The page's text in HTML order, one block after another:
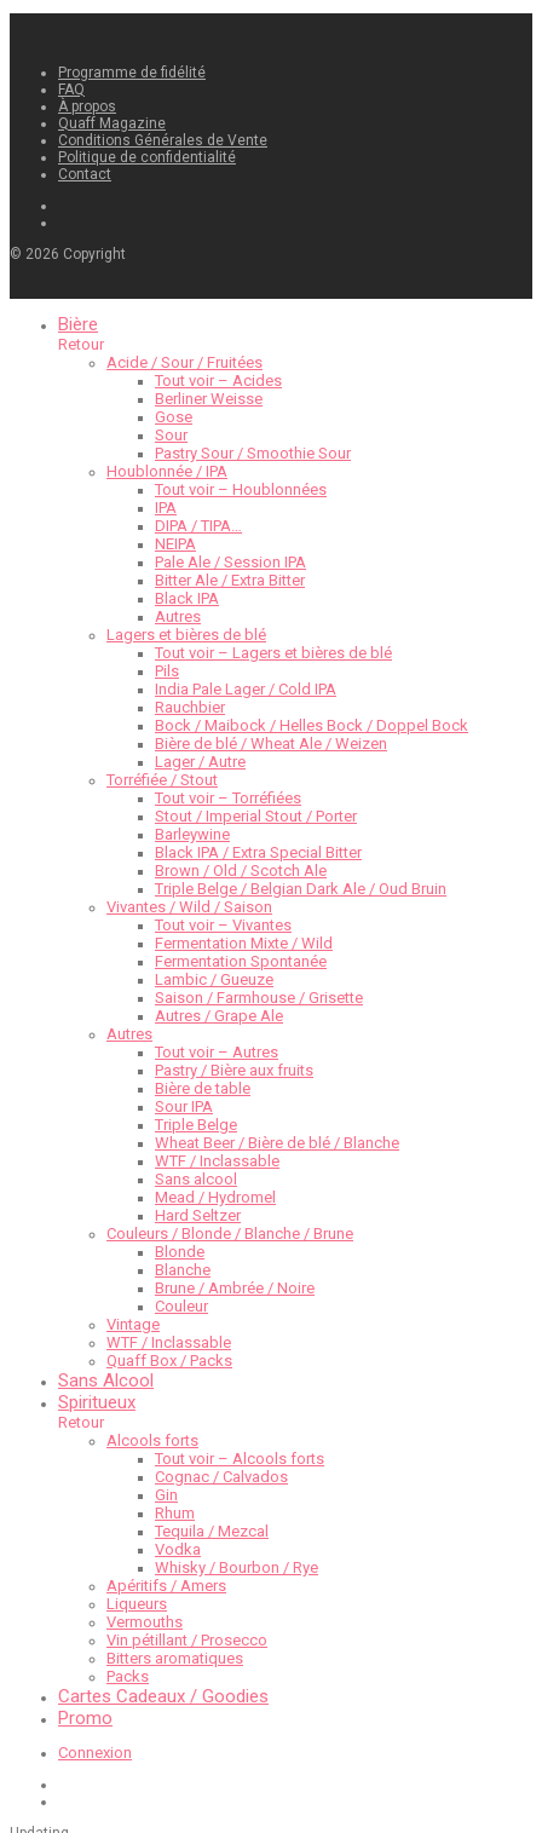
Programme de fidélité
FAQ
À propos
Quaff Magazine
Conditions Générales de Vente
Politique de confidentialité
Contact
© 2026 Copyright
Bière
Retour
Acide / Sour / Fruitées
Tout voir – Acides
Berliner Weisse
Gose
Sour
Pastry Sour / Smoothie Sour
Houblonnée / IPA
Tout voir – Houblonnées
IPA
DIPA / TIPA…
NEIPA
Pale Ale / Session IPA
Bitter Ale / Extra Bitter
Black IPA
Autres
Lagers et bières de blé
Tout voir – Lagers et bières de blé
Pils
India Pale Lager / Cold IPA
Rauchbier
Bock / Maibock / Helles Bock / Doppel Bock
Bière de blé / Wheat Ale / Weizen
Lager / Autre
Torréfiée / Stout
Tout voir – Torréfiées
Stout / Imperial Stout / Porter
Barleywine
Black IPA / Extra Special Bitter
Brown / Old / Scotch Ale
Triple Belge / Belgian Dark Ale / Oud Bruin
Vivantes / Wild / Saison
Tout voir – Vivantes
Fermentation Mixte / Wild
Fermentation Spontanée
Lambic / Gueuze
Saison / Farmhouse / Grisette
Autres / Grape Ale
Autres
Tout voir – Autres
Pastry / Bière aux fruits
Bière de table
Sour IPA
Triple Belge
Wheat Beer / Bière de blé / Blanche
WTF / Inclassable
Sans alcool
Mead / Hydromel
Hard Seltzer
Couleurs / Blonde / Blanche / Brune
Blonde
Blanche
Brune / Ambrée / Noire
Couleur
Vintage
WTF / Inclassable
Quaff Box / Packs
Sans Alcool
Spiritueux
Retour
Alcools forts
Tout voir – Alcools forts
Cognac / Calvados
Gin
Rhum
Tequila / Mezcal
Vodka
Whisky / Bourbon / Rye
Apéritifs / Amers
Liqueurs
Vermouths
Vin pétillant / Prosecco
Bitters aromatiques
Packs
Cartes Cadeaux / Goodies
Promo
Connexion